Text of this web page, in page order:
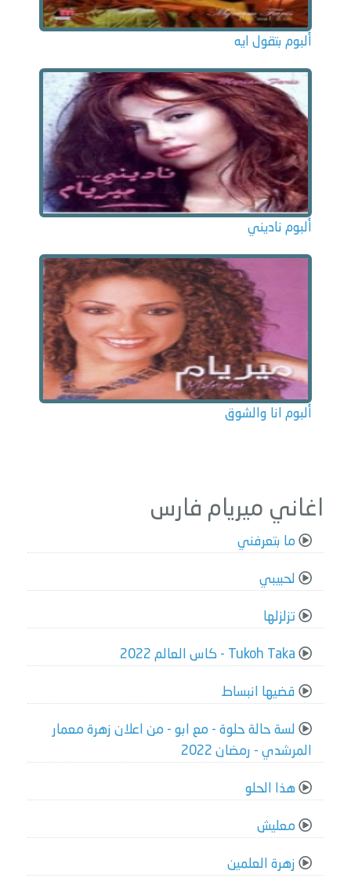
ألبوم بتقول ايه
ألبوم ناديني
ألبوم انا والشوق
اغاني ميريام فارس
ما بتعرفني
لحبيبي
تزلزلها
Tukoh Taka - كاس العالم 2022
قضيها انبساط
لسة حالة حلوة - مع ابو - من اعلان زهرة معمار
المرشدي - رمضان 2022
هذا الحلو
معليش
زهرة العلمين